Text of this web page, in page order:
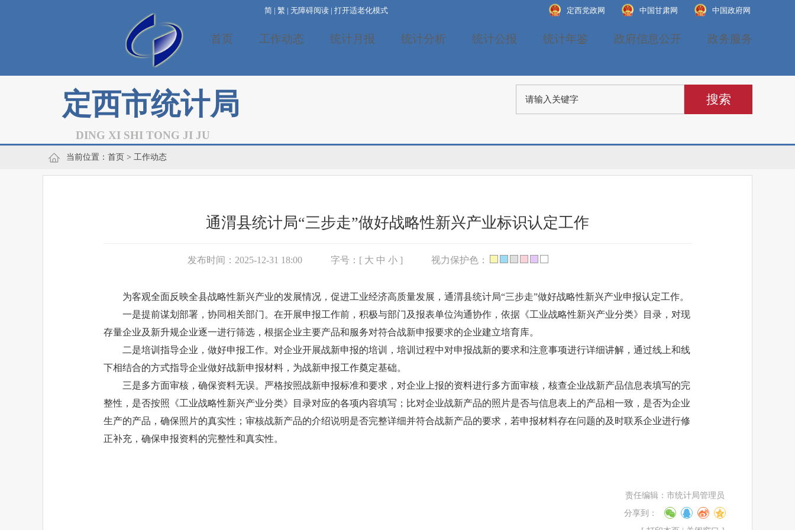
简 | 繁 | 无障碍阅读 | 打开适老化模式 中国政府网
中国甘肃网
定西党政网
首页 工作动态 统计月报 统计分析 统计公报 统计年鉴 政府信息公开 政务服务
定西市统计局
DING XI SHI TONG JI JU
当前位置： 首页 > 工作动态
通渭县统计局“三步走”做好战略性新兴产业标识认定工作
发布时间：2025-12-31 18:00 字号：[ 大 中 小 ] 视力保护色：
为客观全面反映全县战略性新兴产业的发展情况，促进工业经济高质量发展，通渭县统计局“三步走”做好战略性新兴产业申报认定工作。
一是提前谋划部署，协同相关部门。在开展申报工作前，积极与部门及报表单位沟通协作，依据《工业战略性新兴产业分类》目录，对现
存量企业及新升规企业逐一进行筛选，根据企业主要产品和服务对符合战新申报要求的企业建立培育库。
二是培训指导企业，做好申报工作。对企业开展战新申报的培训，培训过程中对申报战新的要求和注意事项进行详细讲解，通过线上和线
下相结合的方式指导企业做好战新申报材料，为战新申报工作奠定基础。
三是多方面审核，确保资料无误。严格按照战新申报标准和要求，对企业上报的资料进行多方面审核，核查企业战新产品信息表填写的完
整性，是否按照《工业战略性新兴产业分类》目录对应的各项内容填写；比对企业战新产品的照片是否与信息表上的产品相一致，是否为企业
生产的产品，确保照片的真实性；审核战新产品的介绍说明是否完整详细并符合战新产品的要求，若申报材料存在问题的及时联系企业进行修
正补充，确保申报资料的完整性和真实性。
责任编辑： 市统计局管理员
分享到：